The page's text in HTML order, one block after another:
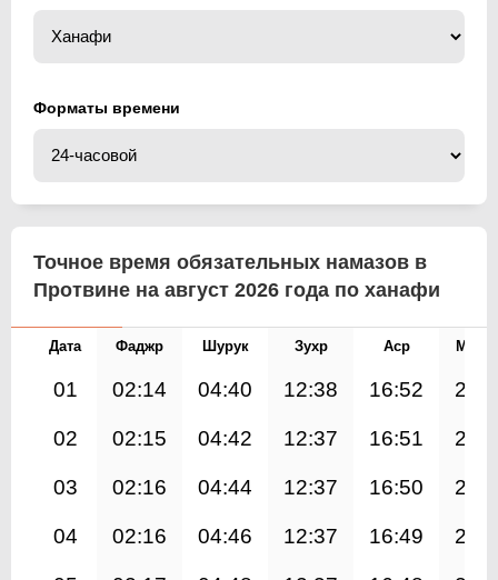
Форматы времени
Точное время обязательных намазов в
Протвине на август 2026 года по ханафи
Дата Фаджр Шурук Зухр Аср
01 02:14 04:40 12:38 16:52
02 02:15 04:42 12:37 16:51
03 02:16 04:44 12:37 16:50
04 02:16 04:46 12:37 16:49